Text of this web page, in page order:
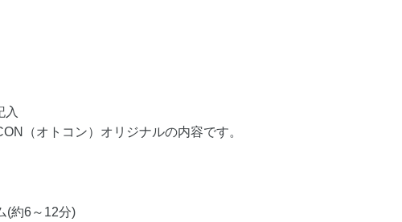
入
（オトコン）オリジナルの内容です。
(約6～12分)